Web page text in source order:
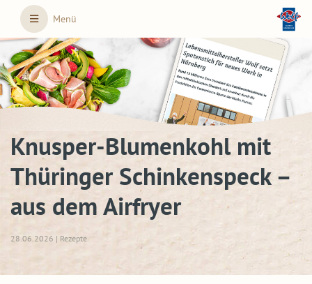
Skip to main content
Menü
Knusper-Blumenkohl mit
Thüringer Schinkenspeck –
aus dem Airfryer
28.06.2026 | Rezepte